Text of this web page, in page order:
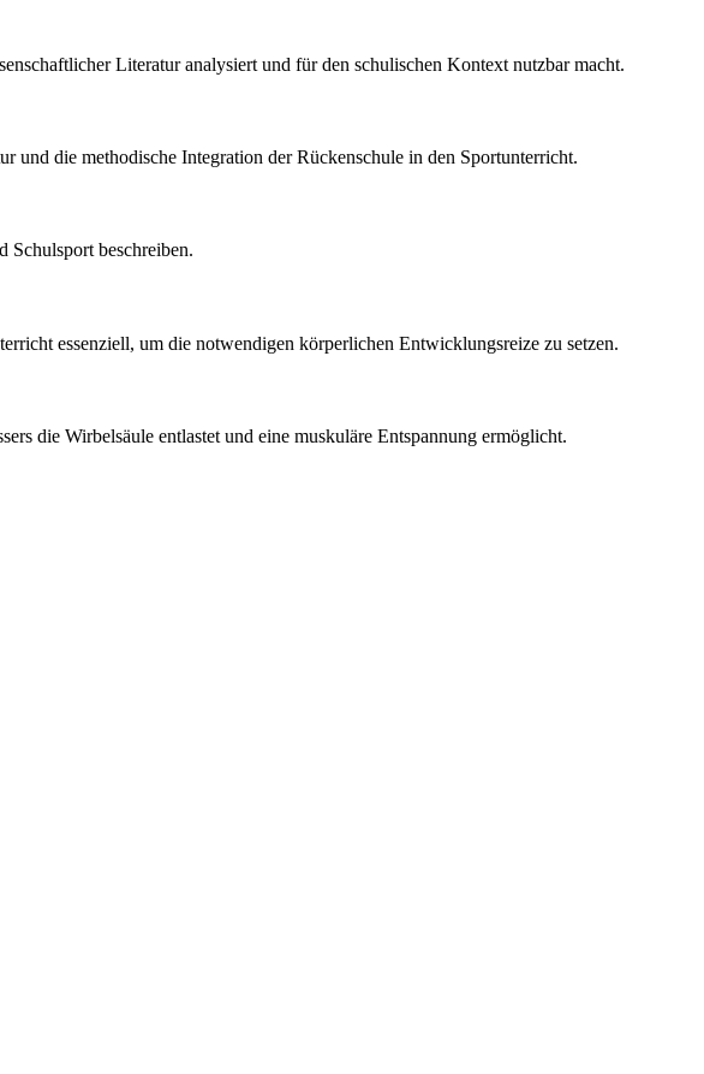
Literatur analysiert und für den schulischen Kontext nutzbar macht.
die methodische Integration der Rückenschule in den Sportunterricht.
Schulsport beschreiben.
essenziell, um die notwendigen körperlichen Entwicklungsreize zu setzen.
die Wirbelsäule entlastet und eine muskuläre Entspannung ermöglicht.